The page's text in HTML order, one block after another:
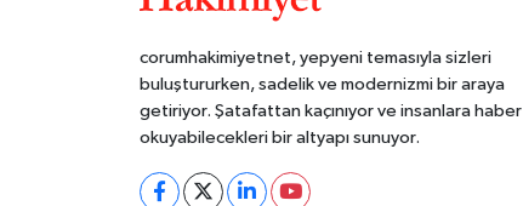
corumhakimiyetnet, yepyeni temasıyla sizleri
buluştururken, sadelik ve modernizmi bir araya
getiriyor. Şatafattan kaçınıyor ve insanlara haber
okuyabilecekleri bir altyapı sunuyor.